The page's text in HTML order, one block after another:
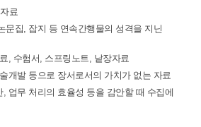
료
문집, 잡지 등 연속간행물의 성격을 지닌
, 수험서, 스프링노트, 낱장자료
개발 등으로 장서로서의 가치가 없는 자료
업무 처리의 효율성 등을 감안할 때 수집에